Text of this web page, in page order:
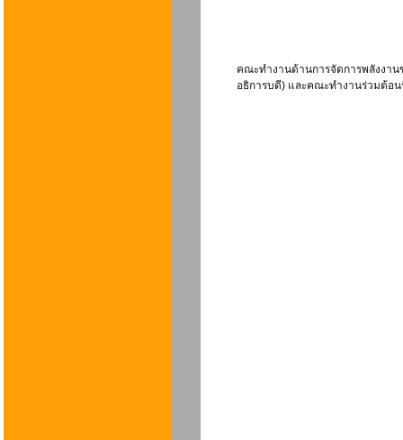
คณะทำงานด้านการจัดการพลังงาน
อธิการบดี) และคณะทำงานร่วมต้อ